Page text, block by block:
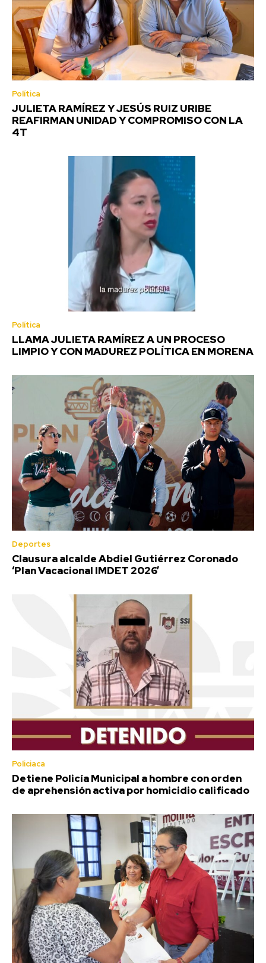
Política
JULIETA RAMÍREZ Y JESÚS RUIZ URIBE
REAFIRMAN UNIDAD Y COMPROMISO CON LA
4T
Política
LLAMA JULIETA RAMÍREZ A UN PROCESO
LIMPIO Y CON MADUREZ POLÍTICA EN MORENA
Deportes
Clausura alcalde Abdiel Gutiérrez Coronado
‘Plan Vacacional IMDET 2026’
Policiaca
Detiene Policía Municipal a hombre con orden
de aprehensión activa por homicidio calificado